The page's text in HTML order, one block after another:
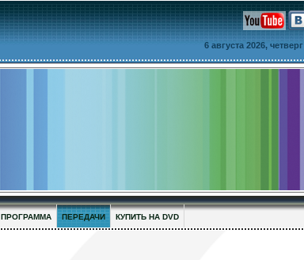
6 августа 2026, четверг
ПРОГРАММА ПЕРЕДАЧИ КУПИТЬ НА DVD